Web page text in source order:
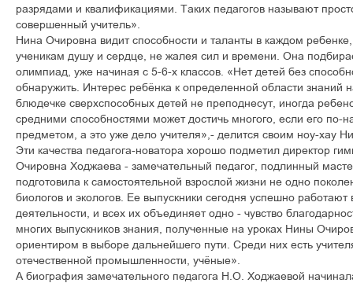
разрядами и квалификациями. Таких педагогов называют
совершенный учитель».
Нина Очировна видит способности и таланты в каждом
ученикам душу и сердце, не жалея сил и времени. Она
олимпиад, уже начиная с 5-6-х классов. «Нет детей без
обнаружить. Интерес ребёнка к определенной области знаний
блюдечке сверхспособных детей не преподнесут, иногда
средними способностями может достичь многого, если его по-
предметом, а это уже дело учителя»,- делится своим ноу-хау
Эти качества педагога-новатора хорошо подметил директор
Очировна Ходжаева - замечательный педагог, подлинный
подготовила к самостоятельной взрослой жизни не одно
биологов и экологов. Ее выпускники сегодня успешно
деятельности, и всех их объединяет одно - чувство
многих выпускников знания, полученные на уроках Нины
ориентиром в выборе дальнейшего пути. Среди них есть
отечественной промышленности, учёные».
А биография замечательного педагога Н.О. Ходжаевой